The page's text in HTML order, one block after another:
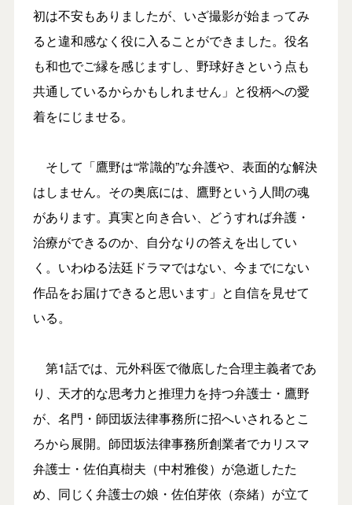
初は不安もありましたが、いざ撮影が始まってみ
ると違和感なく役に入ることができました。役名
も和也でご縁を感じますし、野球好きという点も
共通しているからかもしれません」と役柄への愛
着をにじませる。
そして「鷹野は“常識的”な弁護や、表面的な解決
はしません。その奥底には、鷹野という人間の魂
があります。真実と向き合い、どうすれば弁護・
治療ができるのか、自分なりの答えを出してい
く。いわゆる法廷ドラマではない、今までにない
作品をお届けできると思います」と自信を見せて
いる。
第1話では、元外科医で徹底した合理主義者であ
り、天才的な思考力と推理力を持つ弁護士・鷹野
が、名門・師団坂法律事務所に招へいされるとこ
ろから展開。師団坂法律事務所創業者でカリスマ
弁護士・佐伯真樹夫（中村雅俊）が急逝したた
め、同じく弁護士の娘・佐伯芽依（奈緒）が立て